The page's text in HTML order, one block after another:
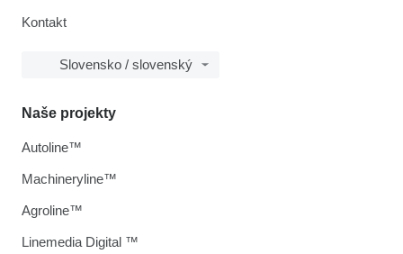
Kontakt
Slovensko / slovenský
Naše projekty
Autoline™
Machineryline™
Agroline™
Linemedia Digital ™